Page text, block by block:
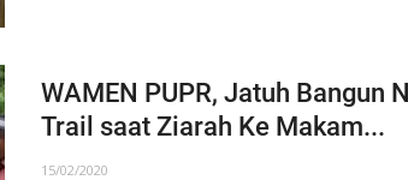
WAMEN PUPR, Jatuh Bangun
Trail saat Ziarah Ke Makam...
15/02/2020